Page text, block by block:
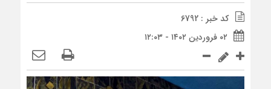
کد خبر : 6792
۰۲ فروردین ۱۴۰۲ - ۱۲:۰۳